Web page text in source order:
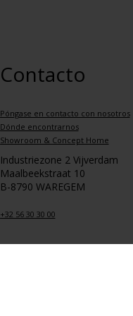
Contacto
Póngase en contacto con nosotros
Dónde encontrarnos
Showroom & Concept Home
Industriezone 2 Vijverdam
Maalbeekstraat 10
B-8790 WAREGEM
+32 56 30 30 00